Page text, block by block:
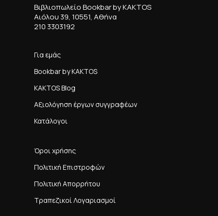
Βιβλιοπωλείο Bookbar by KAKTOS
Αιόλου 39, 10551, Αθήνα
210 3303192
Για εμάς
Bookbar by KAKTOS
KAKTOS Blog
Αξιολόγηση έργων συγγραφέων
Κατάλογοι
Όροι χρήσης
Πολιτική Επιστροφών
Πολιτική Απορρήτου
Τραπεζικοί Λογαριασμοί